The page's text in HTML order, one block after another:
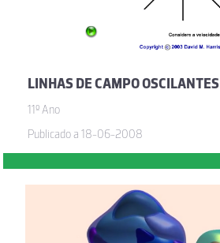
LINHAS DE CAMPO OSCILANTES
11º Ano
Publicado a 18-06-2008